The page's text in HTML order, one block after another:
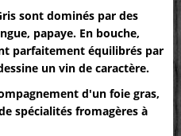
sont dominés par des
papaye. En bouche,
parfaitement équilibrés par
un vin de caractère.
d'un foie gras,
spécialités fromagères à